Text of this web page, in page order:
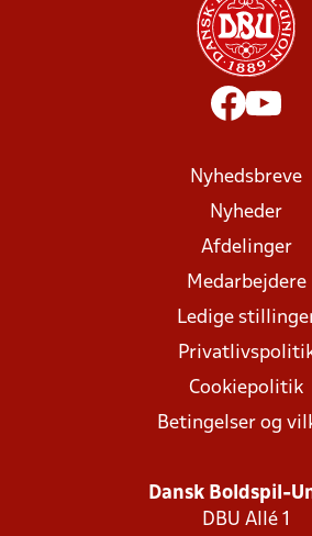
Nyhedsbreve
Nyheder
Afdelinger
Medarbejdere
Ledige
Cookiepolitik
Betingelser og
Dansk Boldspil-
DBU Allé 1